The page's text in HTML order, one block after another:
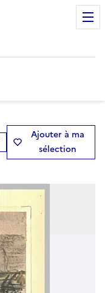
Ajouter à ma
sélection